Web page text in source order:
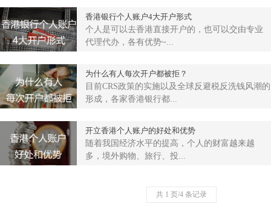
香港银行个人账户4大开户形式
个人是可以去香港直接开户的，也可以交由专业
代理代办，各有优势~...
为什么有人每次开户都被拒？
目前CRS政策的实施以及全球反避税反洗钱风潮的
形成，各家香港银行都...
开立香港个人账户的好处和优势
随着我国经济水平的提高，个人的财富越来越
多，境外购物、旅行、投...
共 1 页/4 条记录